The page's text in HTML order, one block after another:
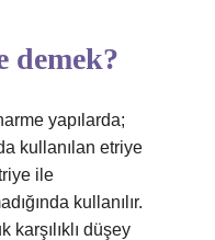
demek?
yapılarda;
kullanılan etriye
ile
kullanılır.
karşılıklı düşey